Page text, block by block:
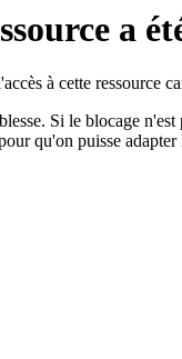
a
à cette ressource
Si le blocage
qu'on puisse